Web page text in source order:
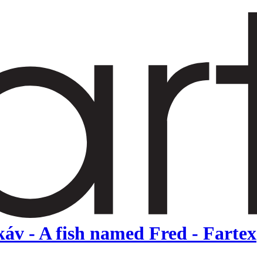
- A fish named Fred - Fartex